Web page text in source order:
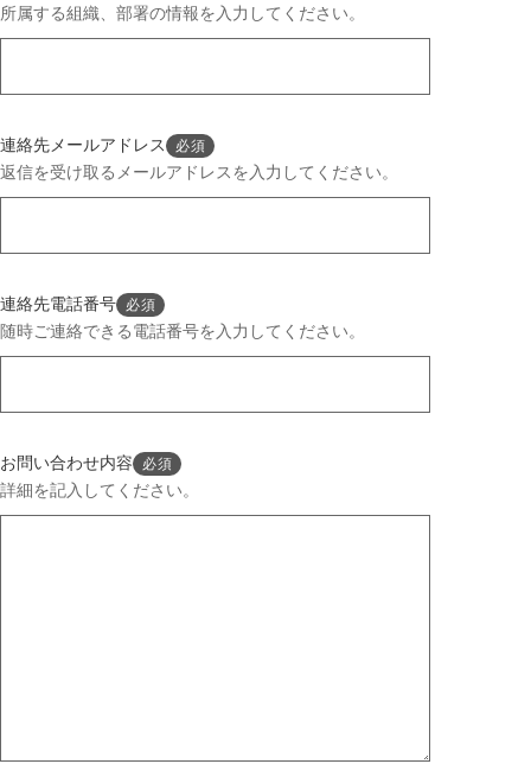
所属する組織、部署の情報を入力してください。
連絡先メールアドレス 必須
返信を受け取るメールアドレスを入力してください。
連絡先電話番号 必須
随時ご連絡できる電話番号を入力してください。
お問い合わせ内容 必須
詳細を記入してください。